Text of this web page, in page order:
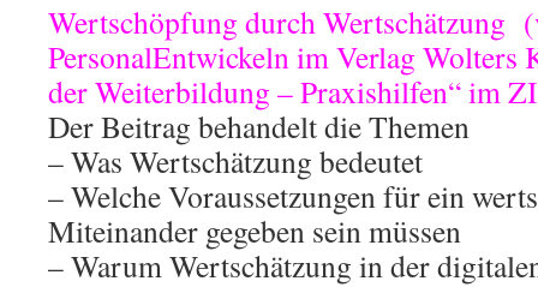
Wertschöpfung durch Wertschätzung
PersonalEntwickeln im Verlag Wolters
der Weiterbildung – Praxishilfen“ im
Der Beitrag behandelt die Themen
– Was Wertschätzung bedeutet
– Welche Voraussetzungen für ein
Miteinander gegeben sein müssen
– Warum Wertschätzung in der